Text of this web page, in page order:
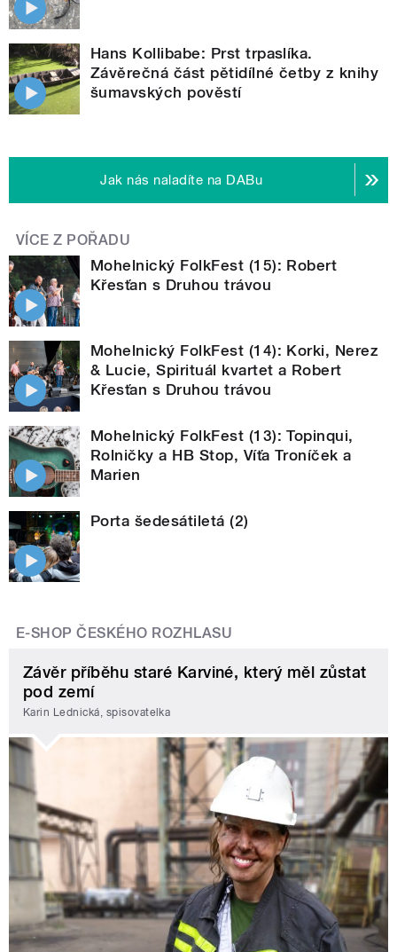
Hans Kollibabe: Prst trpaslíka.
Závěrečná část pětidílné četby z knihy
šumavských pověstí
Jak nás naladíte na DABu
VÍCE Z POŘADU
Mohelnický FolkFest (15): Robert
Křesťan s Druhou trávou
Mohelnický FolkFest (14): Korki, Nerez
& Lucie, Spirituál kvartet a Robert
Křesťan s Druhou trávou
Mohelnický FolkFest (13): Topinqui,
Rolničky a HB Stop, Víťa Troníček a
Marien
Porta šedesátiletá (2)
E-SHOP ČESKÉHO ROZHLASU
Závěr příběhu staré Karviné, který měl zůstat
pod zemí
Karin Lednická, spisovatelka